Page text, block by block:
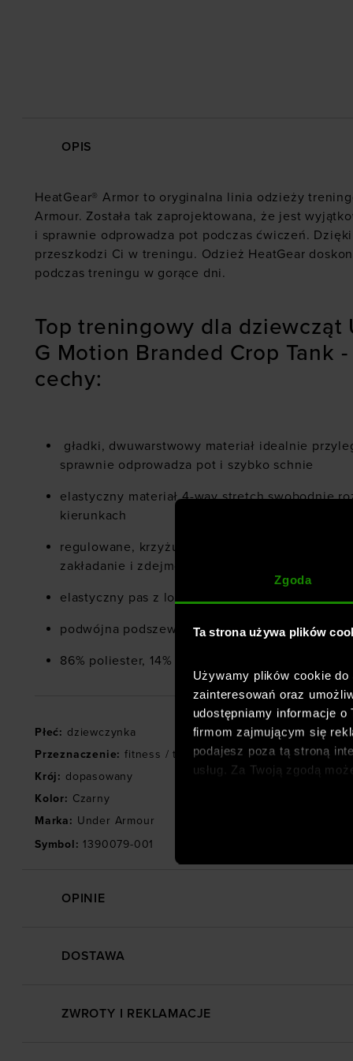
Zgoda
Ta strona używa plików
Używamy plików cookie
zainteresowań oraz
udostępniamy informacje o
firmom zajmującym się
podajesz poza tą stroną
usług. Za Twoją zgodą
społecznościowych).
OPIS
HeatGear® Armor to oryginalna linia odzieży
Armour. Została tak zaprojektowana, że jest
i sprawnie odprowadza pot podczas ćwiczeń.
przeszkodzi Ci w treningu. Odzież HeatGear
podczas treningu w gorące dni.
Top treningowy dla dziewcząt
G Motion Branded Crop Tank -
cechy:
gładki, dwuwarstwowy materiał idealnie
sprawnie odprowadza pot i szybko schnie
elastyczny materiał 4-way stretch swobodnie
kierunkach
regulowane, krzyżujące się ramiączka z
zakładanie i zdejmowanie
elastyczny pas z logotypem jest wyjątkowo
podwójna podszewka, bez wyściółki
86% poliester, 14% elastan
Płeć: dziewczynka
Przeznaczenie: fitness / trening
Krój: dopasowany
Kolor: Czarny
Marka: Under Armour
Symbol: 1390079-001
OPINIE
DOSTAWA
ZWROTY I REKLAMACJE